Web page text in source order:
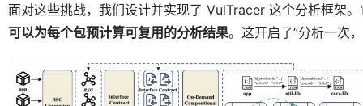
面对这些挑战，我们设计并实现了 VulTracer 这个分析框架
可以为每个包预计算可复用的分析结果。这开启了”分析一次